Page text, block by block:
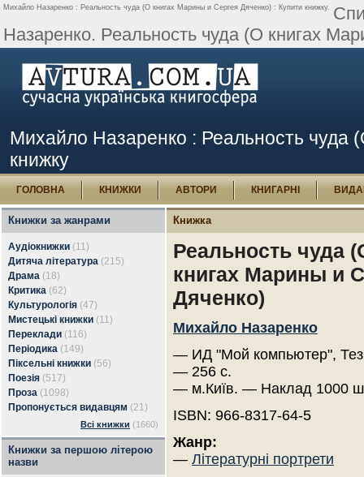
Михайло Назаренко : Реальность чуда (О книгах Марины и Сергея Дяченко) : Купити книжку.
Назаренко. Реальность чуда (О книгах
Михайло Назаренко : Реальность чуда
книжку
ГОЛОВНА КНИЖКИ АВТОРИ КНИГАРНІ
Книжки за жанрами
Аудіокнижки (11)
Дитяча література (215)
Драма (18)
Критика (62)
Культурологія (47)
Мистецькі книжки (11)
Переклади (116)
Періодика (149)
Піксельні книжки (56)
Поезія (517)
Проза (1098)
Пропонується видавцям (21)
Всі книжки (1660)
Книжки за першою літерою
назви
Книжка
Реальность чуда
книгах Марины и
Дяченко)
Михайло Назаренко
— ИД "Мой компьютер",
— 256 с.
— м.Київ. — Наклад 1000
ISBN: 966-8317-64-5
Жанр:
— Літературні портрети